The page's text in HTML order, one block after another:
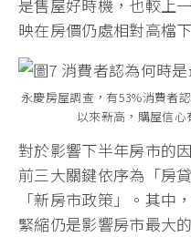
是售屋好時機，也較上
映在房價仍處相對高檔
永慶房屋調查，有53%消費者
以來新高，購屋信
對於影響下半年房市的
前三大關鍵依序為「房
「新房市政策」。其中
緊縮仍是影響房市最大